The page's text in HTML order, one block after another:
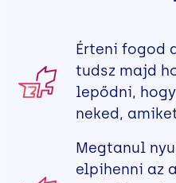
Érteni fogod
tudsz majd
lepődni,
neked,
Megtanul
elpihenni az